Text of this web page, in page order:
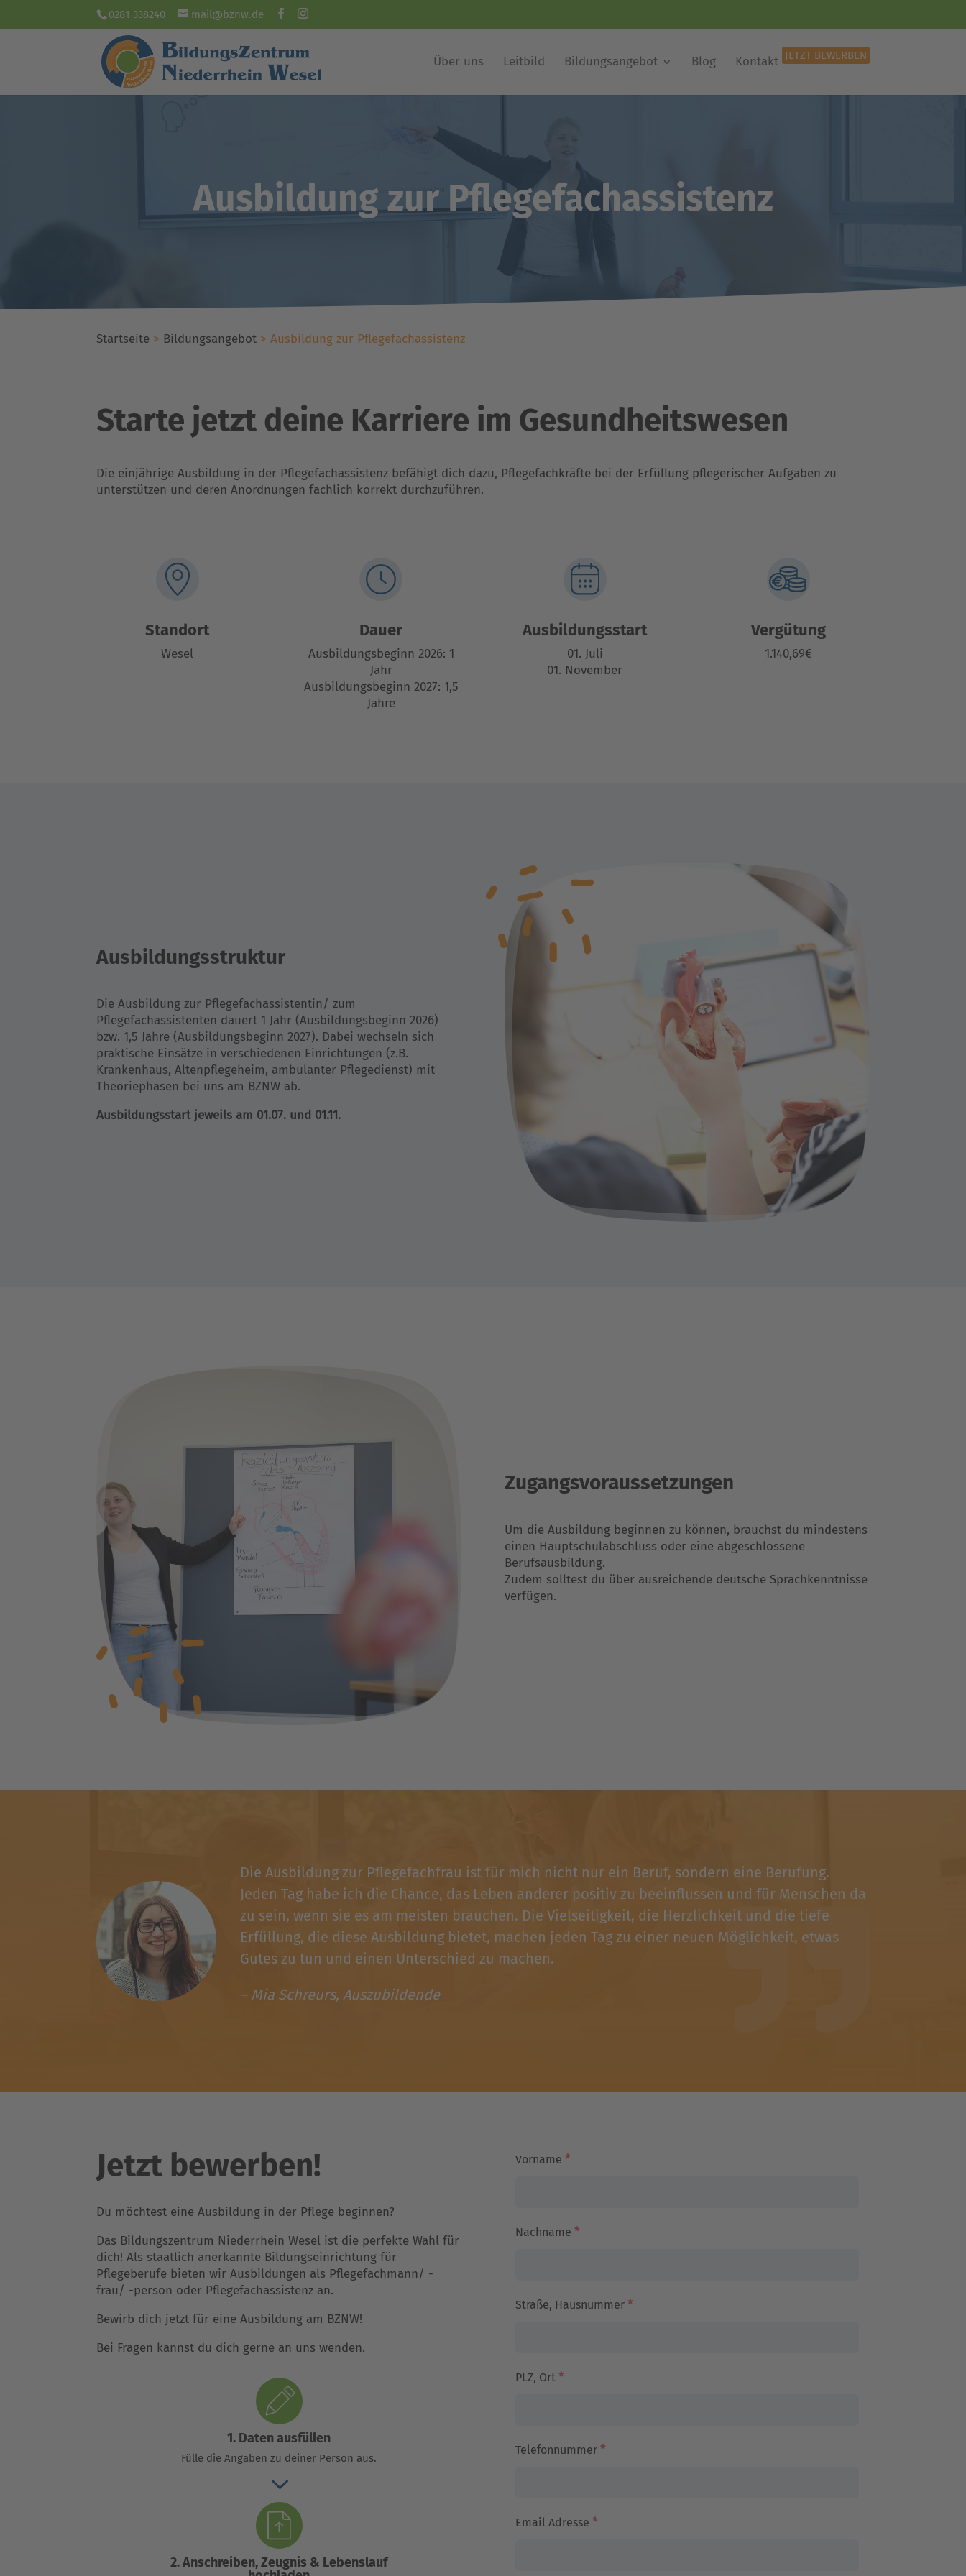
0281 338240 mail@bznw.de
Über uns Leitbild Bildungsangebot Blog Kontakt JETZT BEWERBEN
Ausbildung zur Pflegefach­assistenz
Startseite > Bildungsangebot >Ausbildung zur Pflegefachassistenz
Starte jetzt deine Karriere im Gesundheitswesen
Die einjährige Ausbildung in der Pflegefachassistenz befähigt dich dazu, Pflegefachkräfte bei der Erfüllung pflegerischer Aufgaben zu
unterstützen und deren Anordnungen fachlich korrekt durchzuführen.
Standort
Wesel
Dauer
Ausbildungsbeginn 2026: 1
Jahr
Ausbildungsbeginn 2027: 1,5
Jahre
Ausbildungsstart
01. Juli
01. November
Vergütung
1.140,69€
Ausbildungsstruktur
Die Ausbildung zur Pflegefachassistentin/ zum
Pflegefachassistenten dauert 1 Jahr (Ausbildungsbeginn 2026)
bzw. 1,5 Jahre (Ausbildungsbeginn 2027). Dabei wechseln sich
praktische Einsätze in verschiedenen Einrichtungen (z.B.
Krankenhaus, Altenpflegeheim, ambulanter Pflegedienst) mit
Theoriephasen bei uns am BZNW ab.
Ausbildungsstart jeweils am 01.07. und 01.11.
Zugangs­voraussetzungen
Um die Ausbildung beginnen zu können, brauchst du mindestens
einen Hauptschulabschluss oder eine abgeschlossene
Berufsausbildung.
Zudem solltest du über ausreichende deutsche Sprachkenntnisse
verfügen.
Die Ausbildung zur Pflegefachfrau ist für mich nicht nur ein Beruf, sondern eine Berufung.
Jeden Tag habe ich die Chance, das Leben anderer positiv zu beeinflussen und für Menschen da
zu sein, wenn sie es am meisten brauchen. Die Vielseitigkeit, die Herzlichkeit und die tiefe
Erfüllung, die diese Ausbildung bietet, machen jeden Tag zu einer neuen Möglichkeit, etwas
Gutes zu tun und einen Unterschied zu machen.
– Mia Schreurs, Auszubildende 
Jetzt bewerben!
Du möchtest eine Ausbildung in der Pflege beginnen?
Das Bildungszentrum Niederrhein Wesel ist die perfekte Wahl für
dich! Als staatlich anerkannte Bildungseinrichtung für
Pflegeberufe bieten wir Ausbildungen als Pflegefachmann/ -
frau/ -person oder Pflegefachassistenz an.
Bewirb dich jetzt für eine Ausbildung am BZNW!
Bei Fragen kannst du dich gerne an uns wenden.
1. Daten ausfüllen
Fülle die Angaben zu deiner Person aus.
3
2. Anschreiben, Zeugnis & Lebenslauf
Vorname *
Nachname *
Straße, Hausnummer *
PLZ, Ort *
Telefonnummer *
Email Adresse *